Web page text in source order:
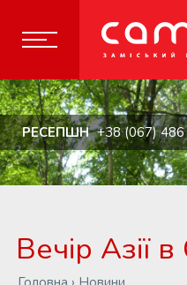
РЕСЕПШН +38 (067) 486
Вечір Азії